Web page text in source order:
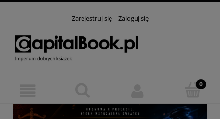
Zarejestruj się Zaloguj się